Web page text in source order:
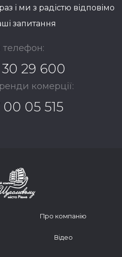
і ми з радістю відповімо
запитання
29 600
комерції:
05 515
Про компанію
Відео